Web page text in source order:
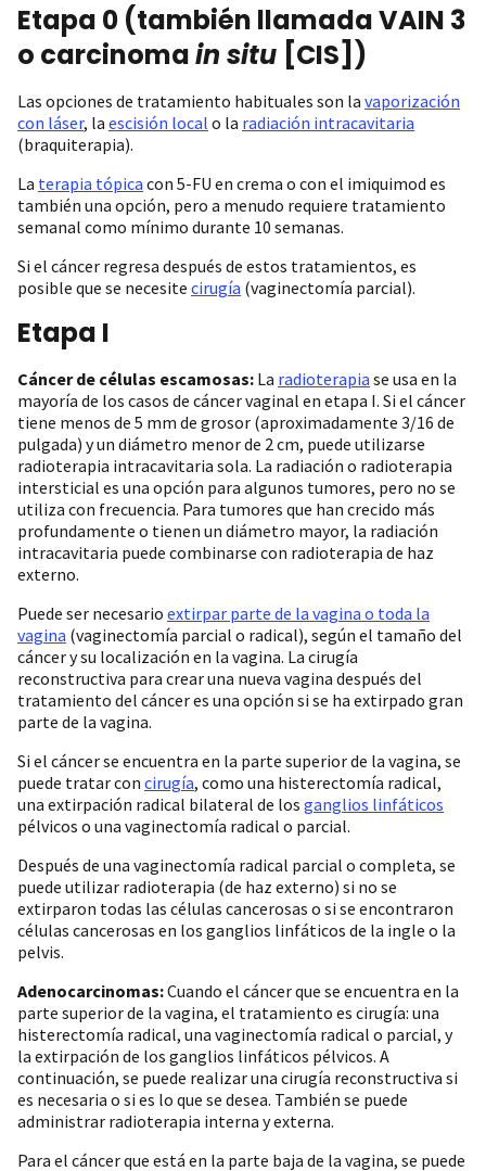
Etapa 0 (también llamada VAIN 3
o carcinomain situ [CIS])
Las opciones de tratamiento habituales son la vaporización
con láser, la escisión local o la radiación intracavitaria
(braquiterapia).
La terapia tópica con 5-FU en crema o con el imiquimod es
también una opción, pero a menudo requiere tratamiento
semanal como mínimo durante 10 semanas.
Si el cáncer regresa después de estos tratamientos, es
posible que se necesite cirugía (vaginectomía parcial).
Etapa I
Cáncer de células escamosas: La radioterapia se usa en la
mayoría de los casos de cáncer vaginal en etapa I. Si el cáncer
tiene menos de 5 mm de grosor (aproximadamente 3/16 de
pulgada) y un diámetro menor de 2 cm, puede utilizarse
radioterapia intracavitaria sola. La radiación o radioterapia
intersticial es una opción para algunos tumores, pero no se
utiliza con frecuencia. Para tumores que han crecido más
profundamente o tienen un diámetro mayor, la radiación
intracavitaria puede combinarse con radioterapia de haz
externo.
Puede ser necesario extirpar parte de la vagina o toda la
vagina (vaginectomía parcial o radical), según el tamaño del
cáncer y su localización en la vagina. La cirugía
reconstructiva para crear una nueva vagina después del
tratamiento del cáncer es una opción si se ha extirpado gran
parte de la vagina.
Si el cáncer se encuentra en la parte superior de la vagina, se
puede tratar con cirugía, como una histerectomía radical,
una extirpación radical bilateral de los ganglios linfáticos
pélvicos o una vaginectomía radical o parcial.
Después de una vaginectomía radical parcial o completa, se
puede utilizar radioterapia (de haz externo) si no se
extirparon todas las células cancerosas o si se encontraron
células cancerosas en los ganglios linfáticos de la ingle o la
pelvis.
Adenocarcinomas:Cuando el cáncer que se encuentra en la
parte superior de la vagina, el tratamiento es cirugía: una
histerectomía radical, una vaginectomía radical o parcial, y
la extirpación de los ganglios linfáticos pélvicos. A
continuación, se puede realizar una cirugía reconstructiva si
es necesaria o si es lo que se desea. También se puede
administrar radioterapia interna y externa.
Para el cáncer que está en la parte baja de la vagina, se puede